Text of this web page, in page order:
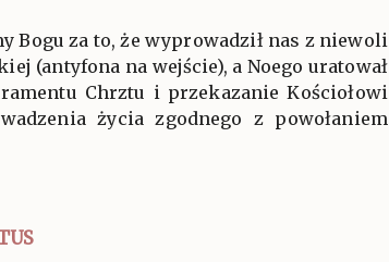
Bogu za to, że wyprowadził nas z niewoli
(antyfona na wejście), a Noego uratował
Chrztu i przekazanie Kościołowi
życia zgodnego z powołaniem